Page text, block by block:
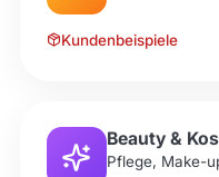
Kundenbeispiele
Beauty &
Pflege, Make-